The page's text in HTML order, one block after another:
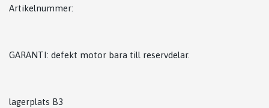
Artikelnummer:
GARANTI: defekt motor bara till reservdelar.
lagerplats B3